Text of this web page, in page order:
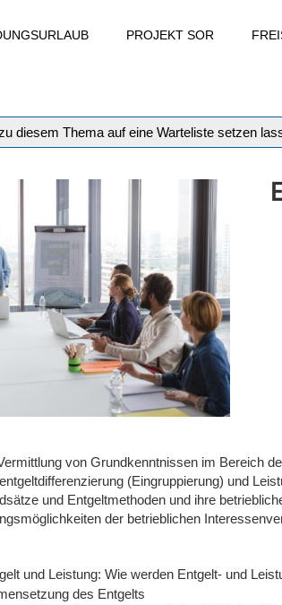
PROJEKT SOR
diesem Thema auf eine Warteliste setzen
von Grundkenntnissen im Bereich
(Eingruppierung) und
und Entgeltmethoden und ihre
der betrieblichen
und Leistung: Wie werden Entgelt- und
des Entgelts